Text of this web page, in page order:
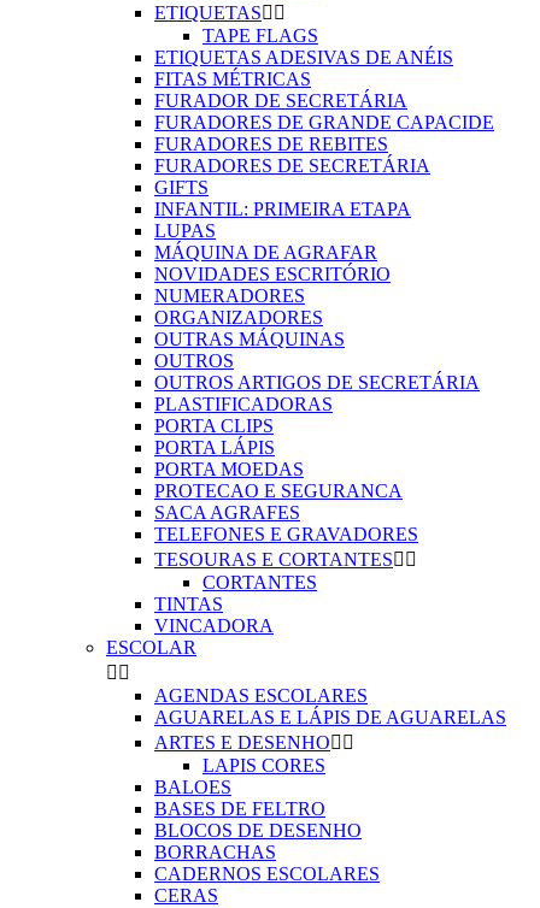
ETIQUETAS 
TAPE FLAGS
ETIQUETAS ADESIVAS DE ANÉIS
FITAS MÉTRICAS
FURADOR DE SECRETÁRIA
FURADORES DE GRANDE CAPACIDE
FURADORES DE REBITES
FURADORES DE SECRETÁRIA
GIFTS
INFANTIL: PRIMEIRA ETAPA
LUPAS
MÁQUINA DE AGRAFAR
NOVIDADES ESCRITÓRIO
NUMERADORES
ORGANIZADORES
OUTRAS MÁQUINAS
OUTROS
OUTROS ARTIGOS DE SECRETÁRIA
PLASTIFICADORAS
PORTA CLIPS
PORTA LÁPIS
PORTA MOEDAS
PROTECAO E SEGURANCA
SACA AGRAFES
TELEFONES E GRAVADORES
TESOURAS E CORTANTES 
CORTANTES
TINTAS
VINCADORA
ESCOLAR
 
AGENDAS ESCOLARES
AGUARELAS E LÁPIS DE AGUARELAS
ARTES E DESENHO 
LAPIS CORES
BALOES
BASES DE FELTRO
BLOCOS DE DESENHO
BORRACHAS
CADERNOS ESCOLARES
CERAS